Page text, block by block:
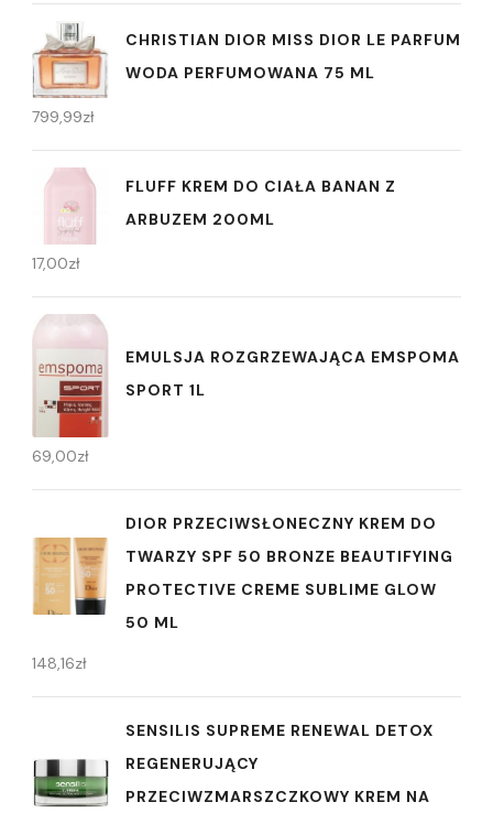
CHRISTIAN DIOR MISS DIOR LE PARFUM
WODA PERFUMOWANA 75 ML
799,99zł
FLUFF KREM DO CIAŁA BANAN Z
ARBUZEM 200ML
17,00zł
EMULSJA ROZGRZEWAJĄCA EMSPOMA
SPORT 1L
69,00zł
DIOR PRZECIWSŁONECZNY KREM DO
TWARZY SPF 50 BRONZE BEAUTIFYING
PROTECTIVE CREME SUBLIME GLOW
50 ML
148,16zł
SENSILIS SUPREME RENEWAL DETOX
REGENERUJĄCY
PRZECIWZMARSZCZKOWY KREM NA